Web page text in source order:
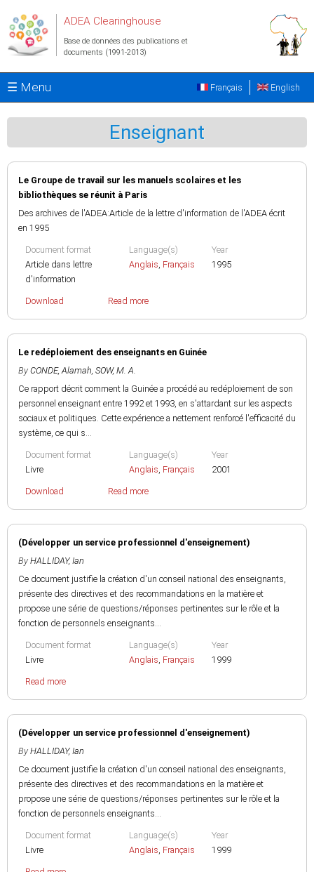
ADEA Clearinghouse
Base de données des publications et
documents (1991-2013)
☰ Menu English
Français
Enseignant
Le Groupe de travail sur les manuels scolaires et les
bibliothèques se réunit à Paris
Des archives de l'ADEA:Article de la lettre d'information de l'ADEA écrit
en 1995
Document format
Article dans lettre
d'information
Language(s)
Anglais, Français
Year
1995
Download Read more
Le redéploiement des enseignants en Guinée
By CONDE, Alamah, SOW, M. A.
Ce rapport décrit comment la Guinée a procédé au redéploiement de son
personnel enseignant entre 1992 et 1993, en s'attardant sur les aspects
sociaux et politiques. Cette expérience a nettement renforcé l'efficacité du
système, ce qui s...
Document format
Livre
Language(s)
Anglais, Français
Year
2001
Download Read more
(Développer un service professionnel d'enseignement)
By HALLIDAY, Ian
Ce document justifie la création d'un conseil national des enseignants,
présente des directives et des recommandations en la matière et
propose une série de questions/réponses pertinentes sur le rôle et la
fonction de personnels enseignants...
Document format
Livre
Language(s)
Anglais, Français
Year
1999
Read more
(Développer un service professionnel d'enseignement)
By HALLIDAY, Ian
Ce document justifie la création d'un conseil national des enseignants,
présente des directives et des recommandations en la matière et
propose une série de questions/réponses pertinentes sur le rôle et la
fonction de personnels enseignants...
Document format
Livre
Language(s)
Anglais, Français
Year
1999